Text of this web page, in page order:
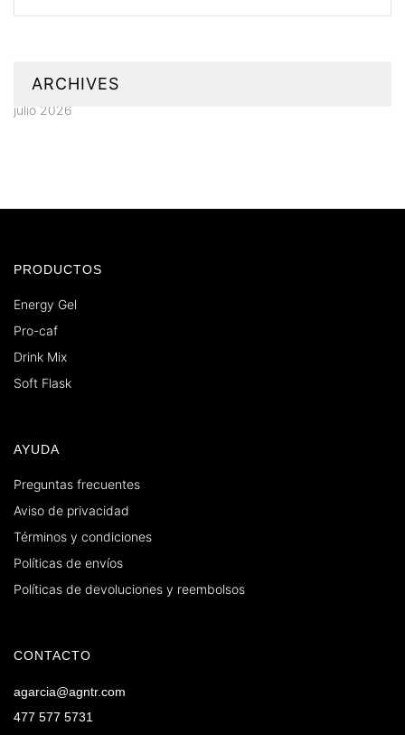
ARCHIVES
julio 2026
PRODUCTOS
Energy Gel
Pro-caf
Drink Mix
Soft Flask
AYUDA
Preguntas frecuentes
Aviso de privacidad
Términos y condiciones
Políticas de envíos
Políticas de devoluciones y reembolsos
CONTACTO
agarcia@agntr.com
477 577 5731